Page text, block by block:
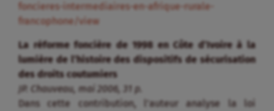
foncieres-intermediaires-en-afrique-rurale-
francophone/view
La réforme foncière de 1998 en Côte d’Ivoire à la
lumière de l’histoire des dispositifs de sécurisation
des droits coutumiers
JP. Chauveau, mai 2006, 31 p.
Dans cette contribution, l’auteur analyse la loi